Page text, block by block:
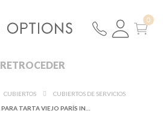
RETROCEDER
CUBIERTOS
CUBIERTOS DE SERVICIOS